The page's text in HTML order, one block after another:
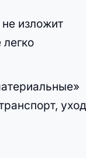
изложит